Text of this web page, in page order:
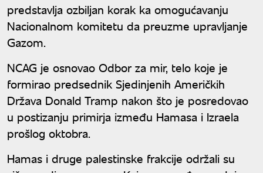
predstavlja ozbiljan korak ka omogućavanju
Nacionalnom komitetu da preuzme upravljanje
Gazom.
NCAG je osnovao Odbor za mir, telo koje je
formirao predsednik Sjedinjenih Američkih
Država Donald Tramp nakon što je posredovao
u postizanju primirja između Hamasa i Izraela
prošlog oktobra.
Hamas i druge palestinske frakcije održali su